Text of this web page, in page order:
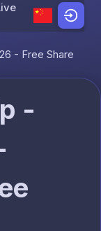
- Free Share
-